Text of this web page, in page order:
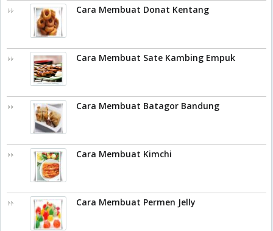
Cara Membuat Donat Kentang
Cara Membuat Sate Kambing Empuk
Cara Membuat Batagor Bandung
Cara Membuat Kimchi
Cara Membuat Permen Jelly